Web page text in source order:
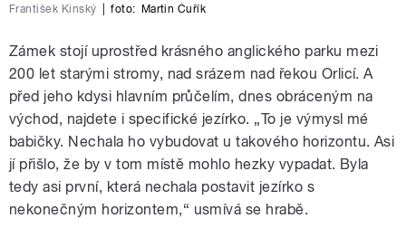
František Kinský foto: Martin Čuřík
Zámek stojí uprostřed krásného anglického parku mezi
200 let starými stromy, nad srázem nad řekou Orlicí. A
před jeho kdysi hlavním průčelím, dnes obráceným na
východ, najdete i specifické jezírko. „To je výmysl mé
babičky. Nechala ho vybudovat u takového horizontu. Asi
jí přišlo, že by v tom místě mohlo hezky vypadat. Byla
tedy asi první, která nechala postavit jezírko s
nekonečným horizontem,“ usmívá se hrabě.